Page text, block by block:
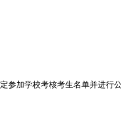
加学校考核考生名单并进行